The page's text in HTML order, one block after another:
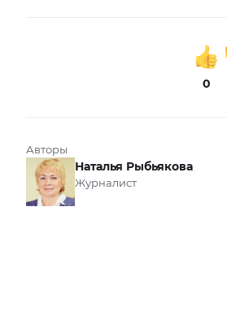
0
Авторы
Наталья Рыбьякова
Журналист